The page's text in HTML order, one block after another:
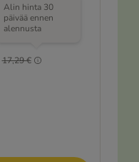
17,29 €
Alin hinta 30
päivää ennen
alennusta